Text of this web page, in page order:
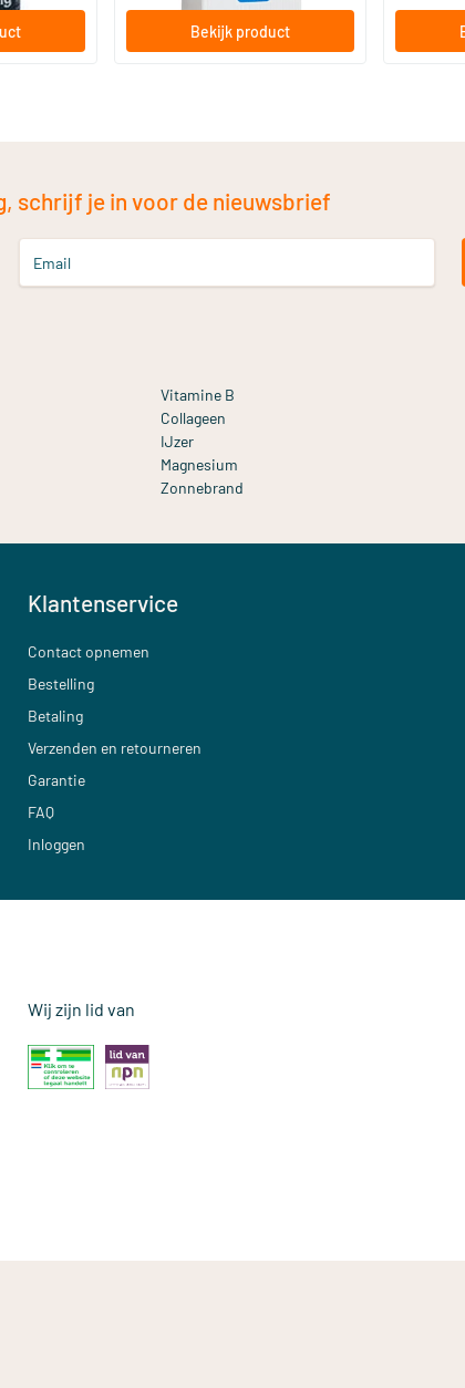
Bekijk product
schrijf je in voor de nieuwsbrief
Email
Vitamine B
Collageen
IJzer
Magnesium
Zonnebrand
Klantenservice
Contact opnemen
Bestelling
Betaling
Verzenden en retourneren
Garantie
FAQ
Inloggen
Wij zijn lid van